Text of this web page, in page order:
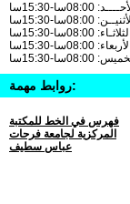
08:00سا-15:30سا
الأثنيــن: 08:00سا-15:30سا
الثلاثـاء: 08:00سا-15:30سا
الأربعاء: 08:00سا-15:30سا
08:00سا-15:30سا
روابط مهمة:
فهرس في الخط للمكتبة
المركزية لجامعة فرحات
عباس سطيف